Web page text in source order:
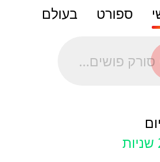
ספורט בעולם
סורק פושים...